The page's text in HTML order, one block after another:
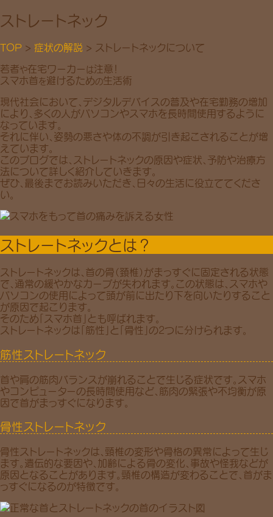
ストレートネック
TOP > 症状の解説 > ストレートネックについて
若者や在宅ワーカー は注意！
スマホ首を避けるための生活術
現代社会において、 デジタルデバイスの普及や在宅勤務の増加
により、多くの人がパソコンやスマホを長時間使用するように
なっています。
それに伴い、 姿勢の悪さや体の不調が引き起こされることが増
えています。
このブログでは、ストレートネックの原因 や症状、 予防や治療方
法について詳しく紹介していきます。
ぜひ、最後までお読みいただき、日々の生活に役立ててくださ
い。
ストレートネックとは？
ストレートネックは、 首の骨（頚椎） がまっすぐに固定される状態
で、通常の緩やかなカーブが失われます。この状態は、スマホや
パソコンの使用によって頭が前に出たり下を向いたりすること
が原因で起こります。
そのため 「スマホ首」 とも呼ばれます。
ストレートネックは 「筋性」 と 「骨性」 の2つに分けられます。
筋性ストレートネック
首や肩の筋肉バランスが崩れることで生じる症状です。スマホ
やコンピューターの長時間使用など、筋肉の緊張や不均衡が原
因で首がまっすぐになります。
骨性ストレートネック
骨性ストレートネックは、頸椎の変形や骨格の異常によって生じ
ます。遺伝的な要因や、加齢による骨の変化、事故や怪我などが
原因となることがあります。頸椎の構造が変わることで、首がま
っすぐになるのが特徴です。